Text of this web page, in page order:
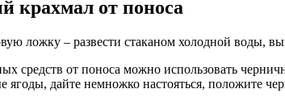
крахмал от поноса
ложку – развести стаканом холодной воды,
средств от поноса можно использовать
ягоды, дайте немножко настояться, положите